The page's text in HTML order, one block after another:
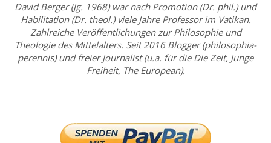
David Berger (Jg. 1968) war nach Promotion (Dr. phil.) und
Habilitation (Dr. theol.) viele Jahre Professor im Vatikan.
Zahlreiche Veröffentlichungen zur Philosophie und
Theologie des Mittelalters. Seit 2016 Blogger (philosophia-
perennis) und freier Journalist (u.a. für die Die Zeit, Junge
Freiheit, The European).